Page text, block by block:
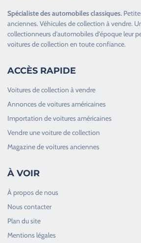
Spécialiste desautomobiles classiques.
anciennes.Véhicules de collection à vendre.
collectionneurs d’automobiles d’époque leur
voitures de collection en toute confiance.
ACCÈS RAPIDE
Voitures de collection à vendre
Annonces de voitures américaines
Importation de voitures américaines
Vendre une voiture de collection
Magazine de voitures anciennes
À VOIR
À propos de nous
Nous contacter
Plan du site
Mentions légales
Toujours heureux d'aider les passionnés